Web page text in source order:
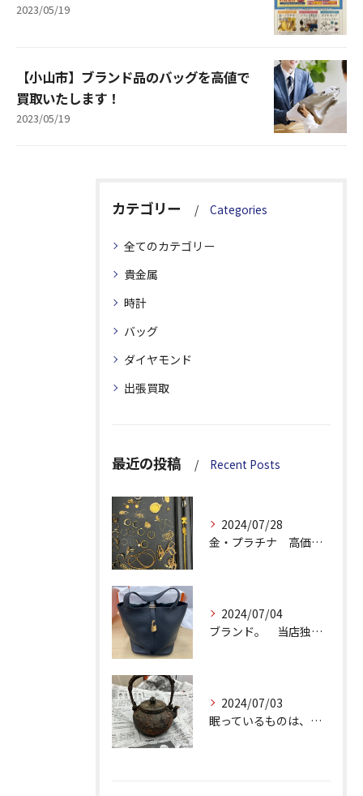
2023/05/19
【小山市】ブランド品のバッグを高値で
買取いたします！
2023/05/19
カテゴリー Categories
全てのカテゴリー
貴金属
時計
バッグ
ダイヤモンド
出張買取
最近の投稿 Recent Posts
2024/07/28
金・プラチナ 高価買取 当店独自の強み！
2024/07/04
ブランド。 当店独自の強み！が、あります。
2024/07/03
眠っているものは、処分する前に・・・・・・！